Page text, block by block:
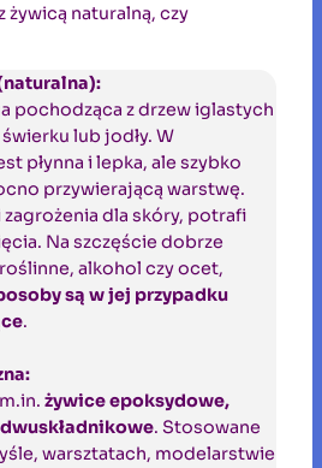
żywicą naturalną, czy
pochodząca z drzew iglastych
lub jodły. W
płynna i lepka, ale szybko
przywierającą warstwę.
dla skóry, potrafi
Na szczęście dobrze
alkohol czy ocet,
są w jej przypadku
.
żywice epoksydowe,
. Stosowane
warsztatach, modelarstwie